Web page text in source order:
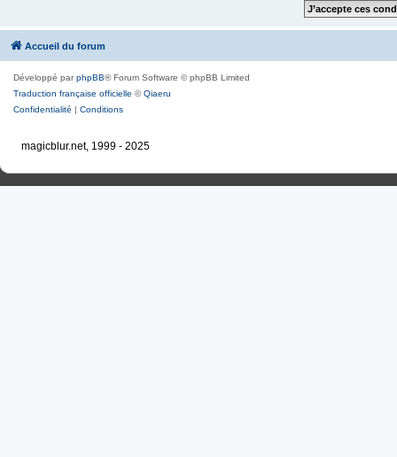
Accueil du forum
Développé parphpBB® Forum Software © phpBB Limited
Traduction française officielle ©Qiaeru
Confidentialité | Conditions
magicblur.net, 1999 - 2025